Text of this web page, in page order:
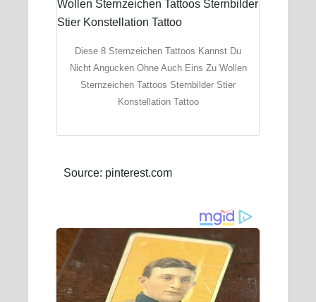
Diese 8 Sternzeichen Tattoos Kannst Du
Nicht Angucken Ohne Auch Eins Zu Wollen
Sternzeichen Tattoos Sternbilder Stier
Konstellation Tattoo
Source: pinterest.com